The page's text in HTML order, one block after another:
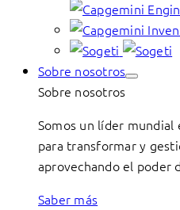
Sobre nosotros
Sobre nosotros
Somos un líder mundial
para transformar y
aprovechando el poder
Saber más